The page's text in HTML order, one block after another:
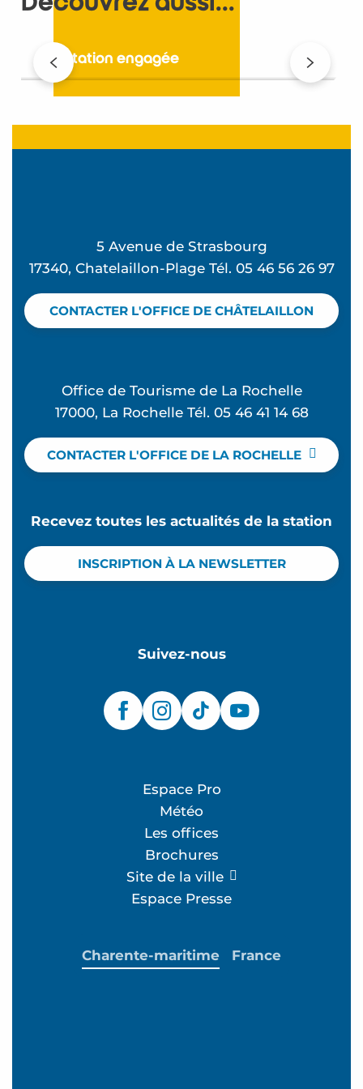
Une station engagée
5 Avenue de Strasbourg
17340, Chatelaillon-Plage Tél. 05 46 56 26 97
CONTACTER L'OFFICE DE CHÂTELAILLON
Office de Tourisme de La Rochelle
17000, La Rochelle Tél. 05 46 41 14 68
CONTACTER L'OFFICE DE LA ROCHELLE
Recevez toutes les actualités de la station
INSCRIPTION À LA NEWSLETTER
Suivez-nous
Espace Pro
Météo
Les offices
Brochures
Site de la ville
Espace Presse
Charente-maritime France